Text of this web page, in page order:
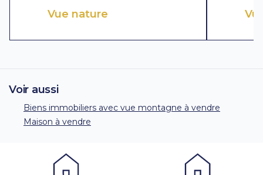
Vue nature
Voir aussi
Biens immobiliers avec vue montagne à vendre
Maison à vendre